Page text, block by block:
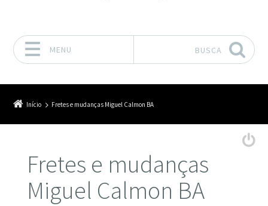
MENU BUSCA
Início Fretes e mudanças Miguel Calmon BA
Fretes e mudanças
Miguel Calmon BA